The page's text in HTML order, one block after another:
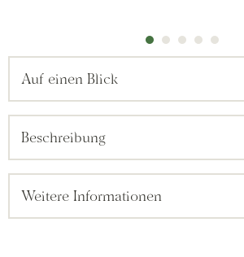
Auf einen Blick
Beschreibung
Weitere Informationen